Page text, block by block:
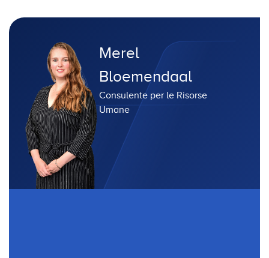
Merel
Bloemendaal
Consulente per le Risorse
Umane